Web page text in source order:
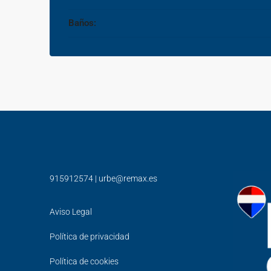
Baños:
915912574 | urbe@remax.es
Aviso Legal
Política de privacidad
Política de cookies